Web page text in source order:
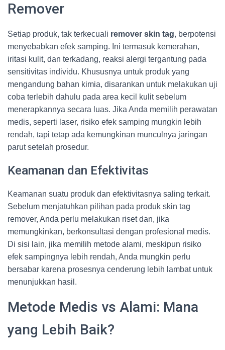
Remover
Setiap produk, tak terkecuali remover skin tag, berpotensi
menyebabkan efek samping. Ini termasuk kemerahan,
iritasi kulit, dan terkadang, reaksi alergi tergantung pada
sensitivitas individu. Khususnya untuk produk yang
mengandung bahan kimia, disarankan untuk melakukan uji
coba terlebih dahulu pada area kecil kulit sebelum
menerapkannya secara luas. Jika Anda memilih perawatan
medis, seperti laser, risiko efek samping mungkin lebih
rendah, tapi tetap ada kemungkinan munculnya jaringan
parut setelah prosedur.
Keamanan dan Efektivitas
Keamanan suatu produk dan efektivitasnya saling terkait.
Sebelum menjatuhkan pilihan pada produk skin tag
remover, Anda perlu melakukan riset dan, jika
memungkinkan, berkonsultasi dengan profesional medis.
Di sisi lain, jika memilih metode alami, meskipun risiko
efek sampingnya lebih rendah, Anda mungkin perlu
bersabar karena prosesnya cenderung lebih lambat untuk
menunjukkan hasil.
Metode Medis vs Alami: Mana
yang Lebih Baik?